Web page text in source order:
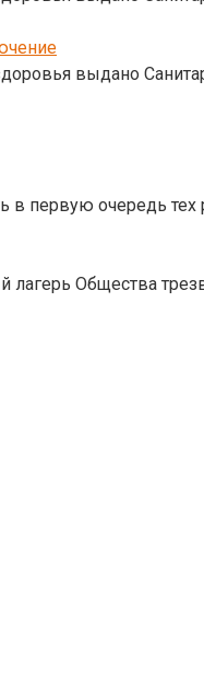
выдано
в первую очередь
Общества